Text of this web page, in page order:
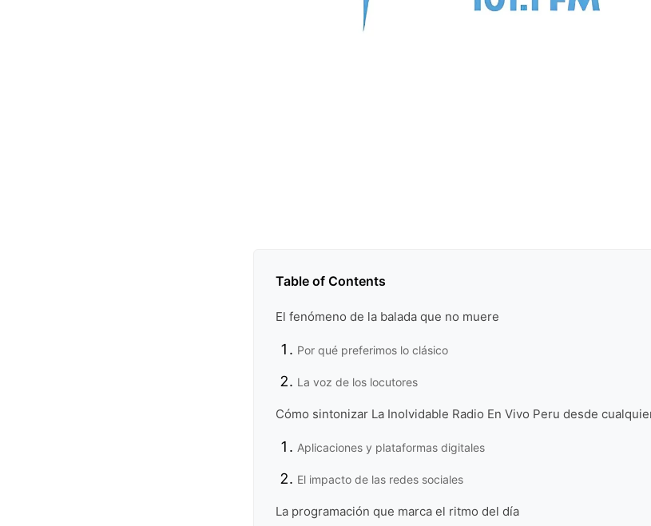
Table of Contents
El fenómeno de la balada que no muere
Por qué preferimos lo clásico
La voz de los locutores
Cómo sintonizar La Inolvidable Radio En Vivo Peru desde
Aplicaciones y plataformas digitales
El impacto de las redes sociales
La programación que marca el ritmo del día